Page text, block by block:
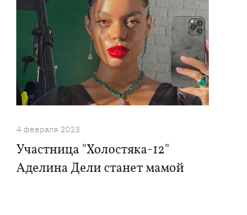
4 февраля 2023
Участница "Холостяка-12"
Аделина Дели станет мамой